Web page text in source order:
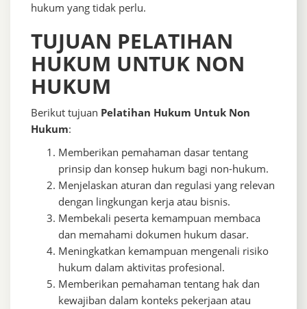
hukum yang tidak perlu.
TUJUAN PELATIHAN
HUKUM UNTUK NON
HUKUM
Berikut tujuan Pelatihan Hukum Untuk Non
Hukum:
Memberikan pemahaman dasar tentang
prinsip dan konsep hukum bagi non-hukum.
Menjelaskan aturan dan regulasi yang relevan
dengan lingkungan kerja atau bisnis.
Membekali peserta kemampuan membaca
dan memahami dokumen hukum dasar.
Meningkatkan kemampuan mengenali risiko
hukum dalam aktivitas profesional.
Memberikan pemahaman tentang hak dan
kewajiban dalam konteks pekerjaan atau